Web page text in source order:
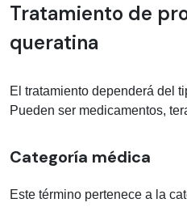
Tratamiento de
queratina
El tratamiento dependerá del
Pueden ser medicamentos,
Categoría médica
Este término pertenece a la